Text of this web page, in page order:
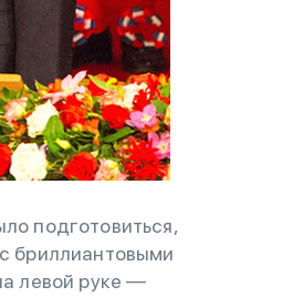
подготовиться,
бриллиантовыми
левой руке —